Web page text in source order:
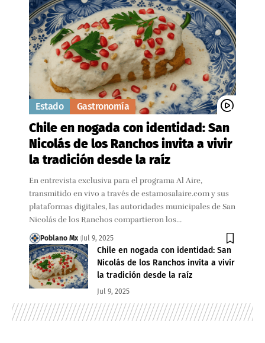
Estado Gastronomía
Chile en nogada con identidad: San
Nicolás de los Ranchos invita a vivir
la tradición desde la raíz
En entrevista exclusiva para el programa Al Aire,
transmitido en vivo a través de estamosalaire.com y sus
plataformas digitales, las autoridades municipales de San
Nicolás de los Ranchos compartieron los…
Poblano Mx Jul 9, 2025
Chile en nogada con identidad: San
Nicolás de los Ranchos invita a vivir
la tradición desde la raíz
Jul 9, 2025